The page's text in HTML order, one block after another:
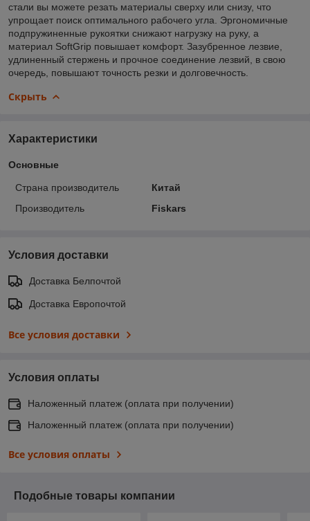
стали вы можете резать материалы сверху или снизу, что
упрощает поиск оптимального рабочего угла. Эргономичные
подпружиненные рукоятки снижают нагрузку на руку, а
материал SoftGrip повышает комфорт. Зазубренное лезвие,
удлиненный стержень и прочное соединение лезвий, в свою
очередь, повышают точность резки и долговечность.
Скрыть
Характеристики
Основные
Страна производитель
Китай
Производитель
Fiskars
Условия доставки
Доставка Белпочтой
Доставка Европочтой
Все условия доставки
Условия оплаты
Наложенный платеж (оплата при получении)
Наложенный платеж (оплата при получении)
Все условия оплаты
Подобные товары компании